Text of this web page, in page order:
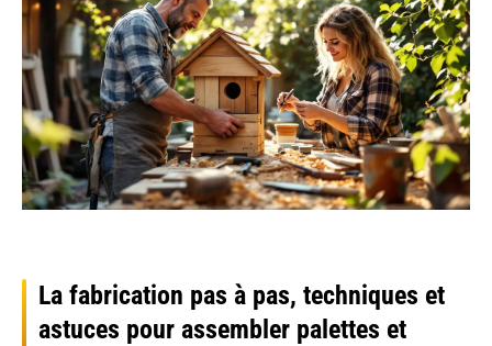
La fabrication pas à pas, techniques et
astuces pour assembler palettes et